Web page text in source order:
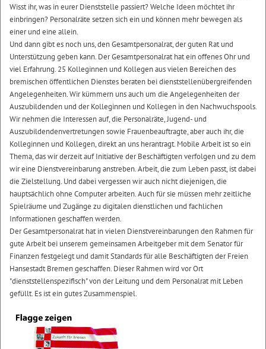
Wisst ihr, was in eurer Dienststelle passiert? Welche Ideen möchtet ihr
einbringen? Personalräte setzen sich ein und können mehr bewegen als
einer und eine allein.
Und dann gibt es noch uns, den Gesamtpersonalrat, der guten Rat und
Unterstützung geben kann. Der Gesamtpersonalrat hat ein offenes Ohr und
viel Erfahrung. 25 Kolleginnen und Kollegen aus vielen Bereichen des
bremischen öffentlichen Dienstes beraten bei dienststellenübergreifenden
Angelegenheiten. Wir kümmern uns auch um die Angelegenheiten der
Auszubildenden und der Kolleginnen und Kollegen in den Nachwuchspools.
Wir nehmen die Interessen auf, die Personalräte, Jugend- und
Auszubildendenvertretungen sowie Frauenbeauftragte, aber auch ihr, die
Kolleginnen und Kollegen, direkt an uns herantragt. Mobile Arbeit ist so ein
Thema, das wir derzeit auf Initiative der Beschäftigten verfolgen und zu dem
wir eine Dienstvereinbarung anstreben. Arbeit, die zum Leben passt, ist dabei
die Zielstellung. Und dabei vergessen wir auch nicht diejenigen, die
hauptsächlich ohne Computer arbeiten. Auch für sie müssen mehr zeitliche
Spielräume und Zugänge zu digitalen dienstlichen und fachlichen
Informationen geschaffen werden.
Der Gesamtpersonalrat hat in vielen Dienstvereinbarungen den Rahmen für
gute Arbeit bei unserem gemeinsamen Arbeitgeber mit dem Senator für
Finanzen festgelegt und damit Standards für alle Beschäftigten der Freien
Hansestadt Bremen geschaffen. Dieser Rahmen wird vor Ort
"dienststellenspezifisch" von der Leitung und dem Personalrat mit Leben
gefüllt. Es ist ein gutes Zusammenspiel.